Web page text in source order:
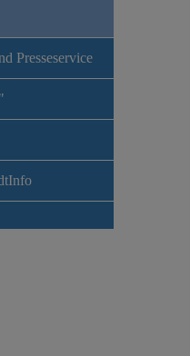
Presseservice